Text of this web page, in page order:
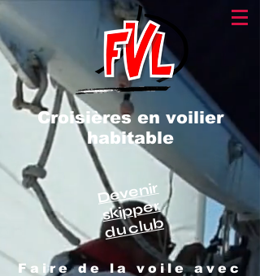
Croisières en voilier
habitable
Devenir
skipper
du club
Faire de la voile avec